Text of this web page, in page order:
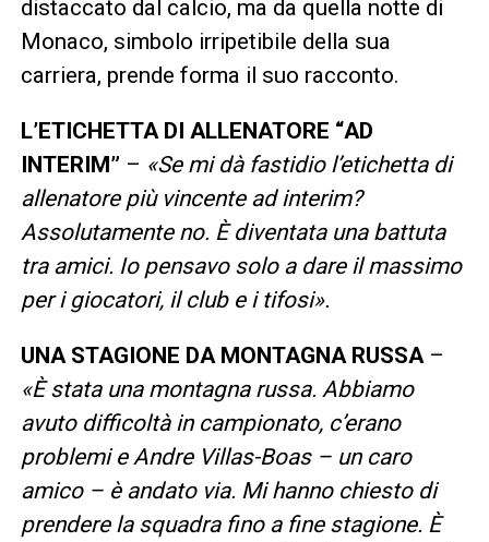
distaccato dal calcio, ma da quella notte di
Monaco, simbolo irripetibile della sua
carriera, prende forma il suo racconto.
L’ETICHETTA DI ALLENATORE “AD
INTERIM” – «Se mi dà fastidio l’etichetta di
allenatore più vincente ad interim?
Assolutamente no. È diventata una battuta
tra amici. Io pensavo solo a dare il massimo
per i giocatori, il club e i tifosi».
UNA STAGIONE DA MONTAGNA RUSSA–
«È stata una montagna russa. Abbiamo
avuto difficoltà in campionato, c’erano
problemi e Andre Villas-Boas – un caro
amico – è andato via. Mi hanno chiesto di
prendere la squadra fino a fine stagione. È